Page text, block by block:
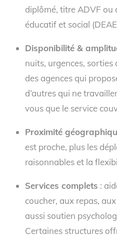
diplômé, titre ADVF ou
éducatif et social
Disponibilité &
nuits, urgences, sorties
des agences qui
d’autres qui ne
vous que le service
Proximité
est proche, plus les
raisonnables et la
Services complets :
coucher, aux repas,
aussi soutien
Certaines structures